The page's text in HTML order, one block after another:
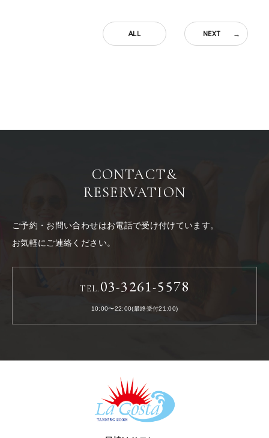
ALL NEXT
CONTACT&
RESERVATION
ご予約・お問い合わせはお電話で受け付けています。
お気軽にご連絡ください。
TEL. 03-3261-5578
10:00〜22:00(最終受付21:00)